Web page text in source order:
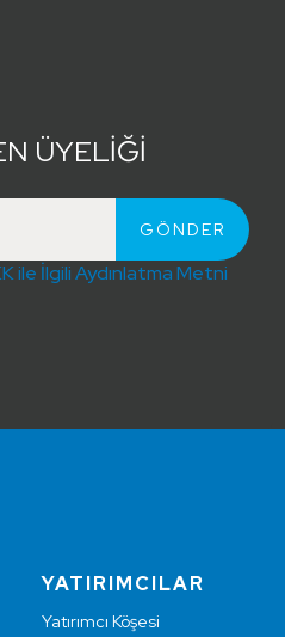
ÜYELİĞİ
ile İlgili Aydınlatma Metni
YATIRIMCILAR
Yatırımcı Köşesi